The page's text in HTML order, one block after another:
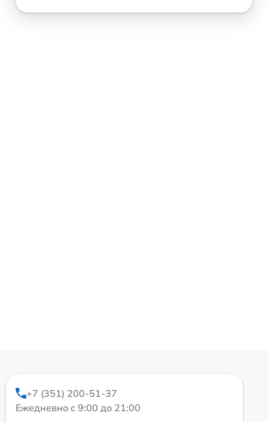
+7 (351) 200-51-37
Ежедневно с 9:00 до 21:00